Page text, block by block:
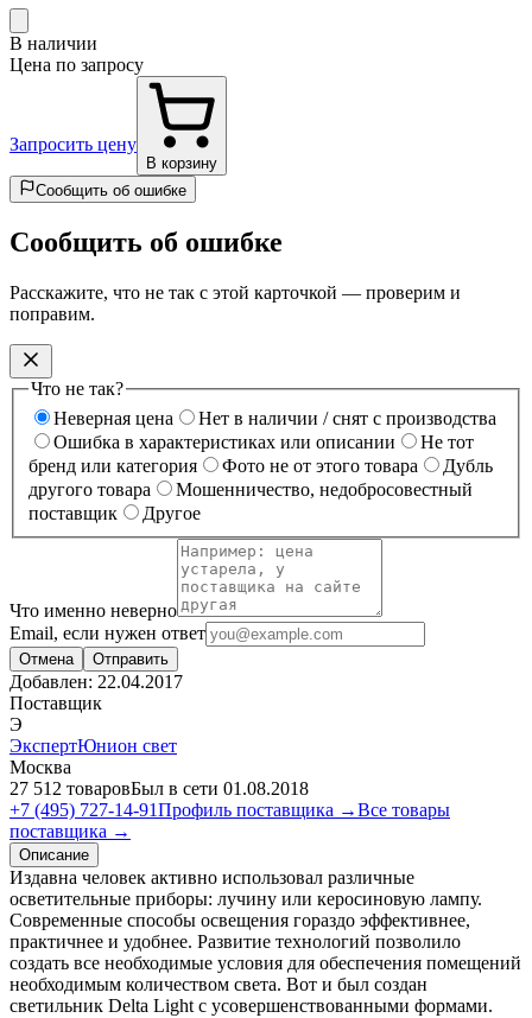
В наличии
Цена по запросу
Запросить цену
В корзину
Сообщить об ошибке
Сообщить об ошибке
Расскажите, что не так с этой карточкой — проверим и
поправим.
Что не так?
Неверная цена
Нет в наличии / снят с производства
Ошибка в характеристиках или описании
Не тот
бренд или категория
Фото не от этого товара
Дубль
другого товара
Мошенничество, недобросовестный
поставщик
Другое
Что именно неверно
Email, если нужен ответ
Отмена Отправить
Добавлен: 22.04.2017
Поставщик
Э
ЭкспертЮнион свет
Москва
27 512 товаровБыл в сети 01.08.2018
+7 (495) 727-14-91Профиль поставщика →Все товары
поставщика →
Описание
Издавна человек активно использовал различные
осветительные приборы: лучину или керосиновую лампу.
Современные способы освещения гораздо эффективнее,
практичнее и удобнее. Развитие технологий позволило
создать все необходимые условия для обеспечения помещений
необходимым количеством света. Вот и был создан
светильник Delta Light с усовершенствованными формами.